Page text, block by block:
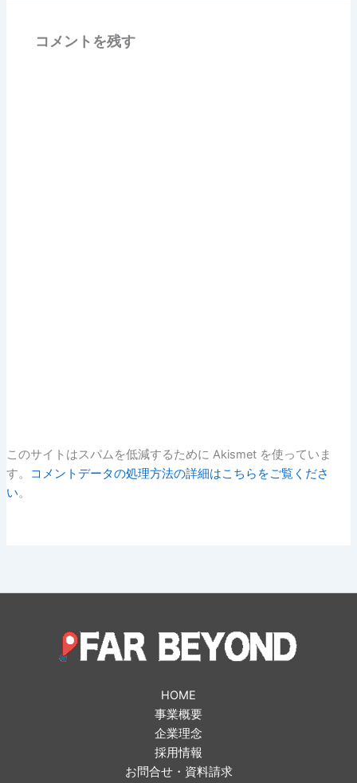
コメントを残す
このサイトはスパムを低減するために Akismet を使っていま
す。
コメントデータの処理方法の詳細はこちらをご覧くださ
い。
HOME
事業概要
企業理念
採用情報
お問合せ・資料請求